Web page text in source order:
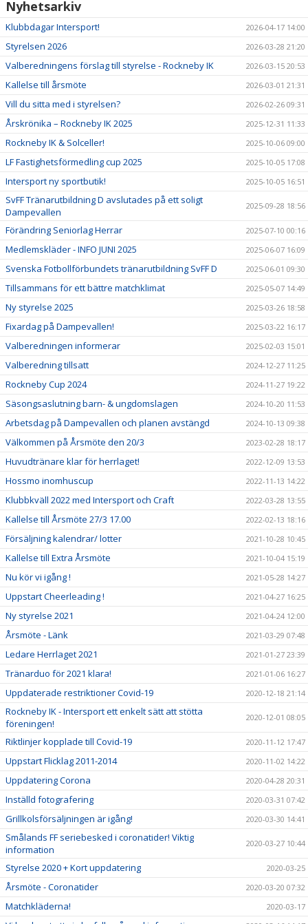
Nyhetsarkiv
Klubbdagar Intersport! 2026-04-17 14:00
Styrelsen 2026 2026-03-28 21:20
Valberedningens förslag till styrelse - Rockneby IK 2026-03-15 20:53
Kallelse till årsmöte 2026-03-01 21:31
Vill du sitta med i styrelsen? 2026-02-26 09:31
Årskrönika – Rockneby IK 2025 2025-12-31 11:33
Rockneby IK & Solceller! 2025-10-06 09:00
LF Fastighetsförmedling cup 2025 2025-10-05 17:08
Intersport ny sportbutik! 2025-10-05 16:51
SvFF Tränarutbildning D avslutades på ett soligt
Dampevallen
2025-09-28 18:56
Förändring Seniorlag Herrar 2025-07-10 00:16
Medlemskläder - INFO JUNI 2025 2025-06-07 16:09
Svenska Fotbollförbundets tränarutbildning SvFF D 2025-06-01 09:30
Tillsammans för ett bättre matchklimat 2025-05-07 14:49
Ny styrelse 2025 2025-03-26 18:58
Fixardag på Dampevallen! 2025-03-22 16:17
Valberedningen informerar 2025-02-03 15:01
Valberedning tillsatt 2024-12-27 11:25
Rockneby Cup 2024 2024-11-27 19:22
Säsongsaslutning barn- & ungdomslagen 2024-10-20 11:53
Arbetsdag på Dampevallen och planen avstängd 2024-10-13 09:38
Välkommen på Årsmöte den 20/3 2023-02-28 18:17
Huvudtränare klar för herrlaget! 2022-12-09 13:53
Hossmo inomhuscup 2022-11-13 14:22
Klubbkväll 2022 med Intersport och Craft 2022-03-28 13:55
Kallelse till Årsmöte 27/3 17.00 2022-02-13 18:16
Försäljning kalendrar/ lotter 2021-10-28 10:45
Kallelse till Extra Årsmöte 2021-10-04 15:19
Nu kör vi igång ! 2021-05-28 14:27
Uppstart Cheerleading ! 2021-04-27 16:25
Ny styrelse 2021 2021-04-24 12:00
Årsmöte - Länk 2021-03-29 07:48
Ledare Herrlaget 2021 2021-01-27 23:39
Tränarduo för 2021 klara! 2021-01-06 16:27
Uppdaterade restriktioner Covid-19 2020-12-18 21:14
Rockneby IK - Intersport ett enkelt sätt att stötta
föreningen!
2020-12-01 08:05
Riktlinjer kopplade till Covid-19 2020-11-12 17:47
Uppstart Flicklag 2011-2014 2020-11-02 14:22
Uppdatering Corona 2020-04-28 20:31
Inställd fotografering 2020-03-31 07:42
Grillkolsförsäljningen är igång! 2020-03-30 14:41
Smålands FF seriebesked i coronatider! Viktig
information
2020-03-27 10:44
Styrelse 2020 + Kort uppdatering 2020-03-25
Årsmöte - Coronatider 2020-03-20 07:32
Matchkläderna! 2020-03-17